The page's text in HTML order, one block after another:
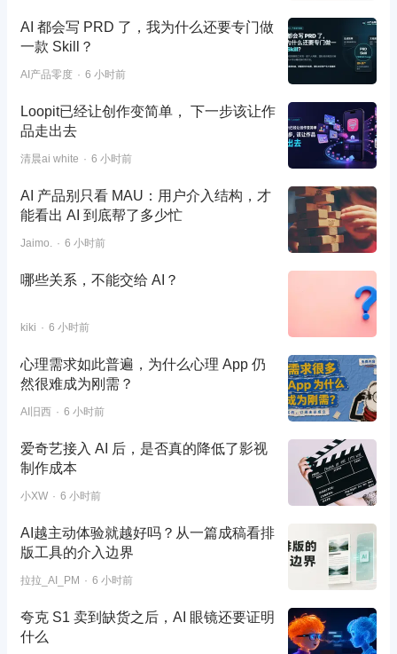
AI 都会写 PRD 了，我为什么还要专门做
一款 Skill？
AI产品零度 6 小时前
Loopit已经让创作变简单， 下一步该让作
品走出去
清晨ai white 6 小时前
AI 产品别只看 MAU：用户介入结构，才
能看出 AI 到底帮了多少忙
Jaimo. 6 小时前
哪些关系，不能交给 AI？
kiki 6 小时前
心理需求如此普遍，为什么心理 App 仍
然很难成为刚需？
AI旧西 6 小时前
爱奇艺接入 AI 后，是否真的降低了影视
制作成本
小XW 6 小时前
AI越主动体验就越好吗？从一篇成稿看排
版工具的介入边界
拉拉_AI_PM 6 小时前
夸克 S1 卖到缺货之后，AI 眼镜还要证明
什么